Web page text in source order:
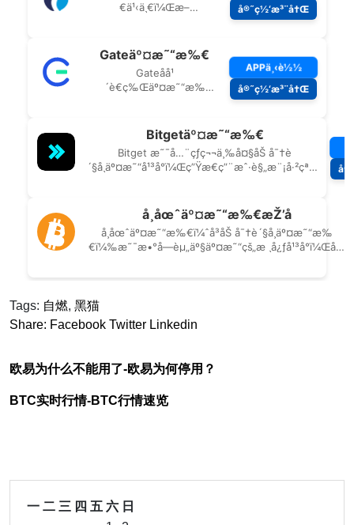
Tags: 自燃, 黑猫
Share: Facebook Twitter Linkedin
欧易为什么不能用了-欧易为何停用？
BTC实时行情-BTC行情速览
一 二 三 四 五 六 日